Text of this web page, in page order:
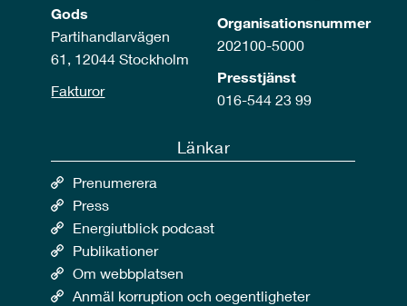
Gods
Partihandlarvägen
61, 12044 Stockholm
Fakturor
Organisationsnummer
202100-5000
Presstjänst
016-544 23 99
Länkar
Prenumerera
Press
Energiutblick podcast
Publikationer
Om webbplatsen
Anmäl korruption och oegentligheter